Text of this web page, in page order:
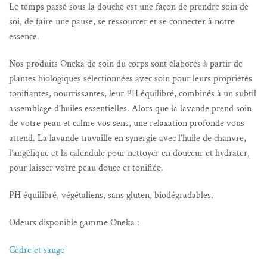
Le temps passé sous la douche est une façon de prendre soin de
soi, de faire une pause, se ressourcer et se connecter à notre
essence.
Nos produits Oneka de soin du corps sont élaborés à partir de
plantes biologiques sélectionnées avec soin pour leurs propriétés
tonifiantes, nourrissantes, leur PH équilibré, combinés à un subtil
assemblage d’huiles essentielles. Alors que la lavande prend soin
de votre peau et calme vos sens, une relaxation profonde vous
attend. La lavande travaille en synergie avec l’huile de chanvre,
l’angélique et la calendule pour nettoyer en douceur et hydrater,
pour laisser votre peau douce et tonifiée.
PH équilibré, végétaliens, sans gluten, biodégradables.
Odeurs disponible gamme Oneka :
Cèdre et sauge